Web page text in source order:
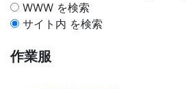
WWW を検索
サイト内 を検索
作業服